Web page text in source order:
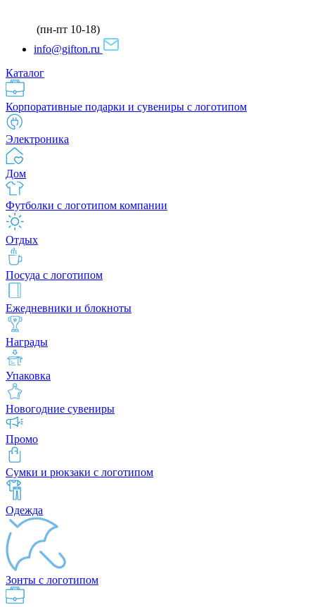
(пн-пт 10-18)
info@gifton.ru
Каталог
Корпоративные подарки и сувениры с логотипом
Электроника
Дом
Футболки с логотипом компании
Отдых
Посуда с логотипом
Ежедневники и блокноты
Награды
Упаковка
Новогодние сувениры
Промо
Сумки и рюкзаки с логотипом
Одежда
Зонты с логотипом